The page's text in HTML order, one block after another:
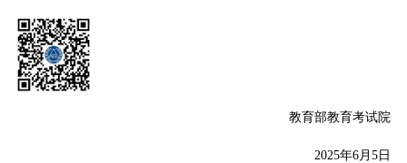
教育部教育考试院
2025年6月5日